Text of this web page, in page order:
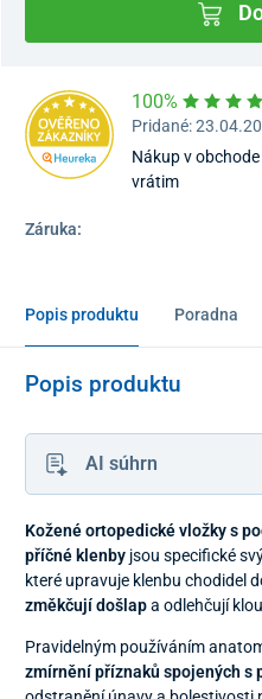
100%
Pridané:
Nákup v
vrátim
Záruka:
Popis produktu Poradna
Popis produktu
AI súhrn
Kožené ortopedické vložky s
příčné klenby jsou specifické
které upravuje klenbu chodidel
změkčují došlapa odlehčují
Pravidelným používáním
zmírnění příznaků spojených s